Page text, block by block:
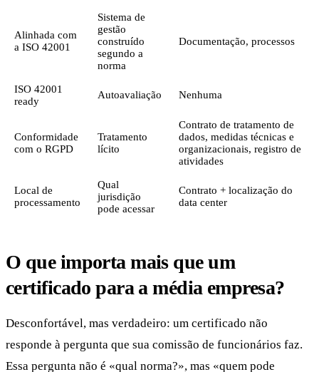
Alinhada com
a ISO 42001
Sistema de
gestão
construído
segundo a
norma
Documentação, processos
ISO 42001
ready
Autoavaliação Nenhuma
Conformidade
com o RGPD
Tratamento
lícito
Contrato de tratamento de
dados, medidas técnicas e
organizacionais, registro de
atividades
Local de
processamento
Qual
jurisdição
pode acessar
Contrato + localização do
data center
O que importa mais que um
certificado para a média empresa?
Desconfortável, mas verdadeiro: um certificado não
responde à pergunta que sua comissão de funcionários faz.
Essa pergunta não é «qual norma?», mas «quem pode